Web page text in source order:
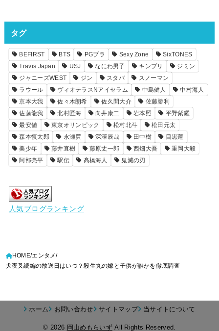
タグ
BEFIRST BTS PGブラ Sexy Zone
SixTONES
Travis Japan
USJ なにわ男子 キンプリ
ジミン
ジャニーズWEST
ジン スタバ
スノーマン
ラウール
ヴィオテラスNアイセラム 中島健人
中村海人
京本大我
佐々木朗希 佐久間大介
佐藤勝利
佐藤龍我
北村匠海 向井康二 岩本照
平野紫耀
最安値
東京オリンピック 松村北斗
松田元太
森本慎太郎
永瀬廉 深澤辰哉 田中樹
目黒蓮
美少年
藤井直樹 藤原丈一郎 西畑大吾
重岡大毅
阿部亮平
駅伝 髙橋海人 鬼滅の刃
人気ブログランキング
HOME エンタメ
犬夜叉続編の放送日はいつ？殺生丸の嫁と子供が誰かを徹底調査
ホーム お問い合わせ サイトマップ 当サイトについて
© 2026 岡山めもらいずAll Rights Reserved.